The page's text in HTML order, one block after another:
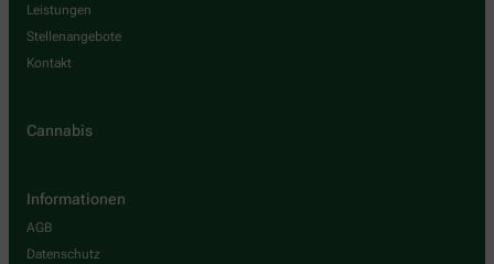
Leistungen
Stellenangebote
Kontakt
Cannabis
Informationen
AGB
Datenschutz